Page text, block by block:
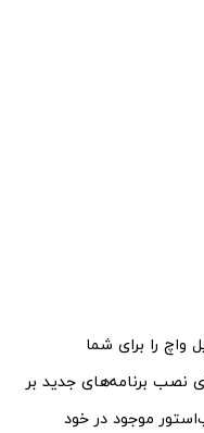
واچ را برای شما
نصب برنامه‌های جدید بر
موجود در خود